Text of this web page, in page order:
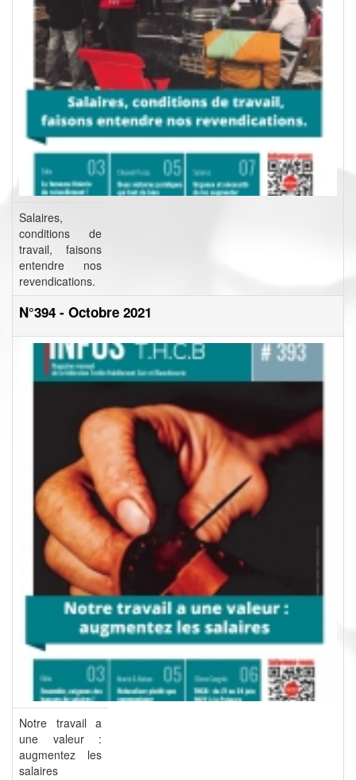
Salaires,
conditions de
travail, faisons
entendre nos
revendications.
N°394 - Octobre 2021
Notre travail a
une valeur :
augmentez les
salaires